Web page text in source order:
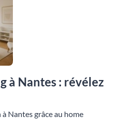
à Nantes : révélez
Nantes grâce au home